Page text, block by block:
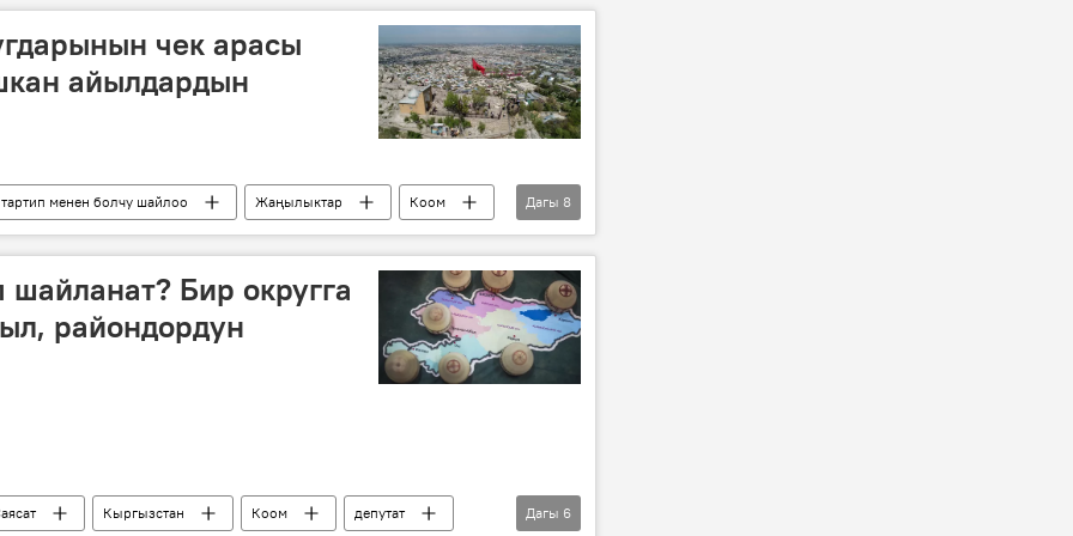
чек арасы
айылдардын
менен болчу шайлоо Жаңылыктар
Коом
БШК шайлоо чек ара
өзгөртүүлөр
Дагы 8
шайланат? Бир округга
райондордун
Кыргызстан Коом депутат Дагы 6